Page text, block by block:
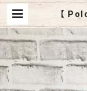
【
Knit
ジップ
ゴ 刺繍ロゴ ポニ
ッグシ